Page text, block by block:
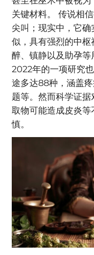
关键材料。 传说相
尖叫；现实中，它
似，具有强烈的中
醉、镇静以及助孕等
2022年的一项研究
途多达88种，涵盖
题等。然而科学证
取物可能造成皮炎
慎。